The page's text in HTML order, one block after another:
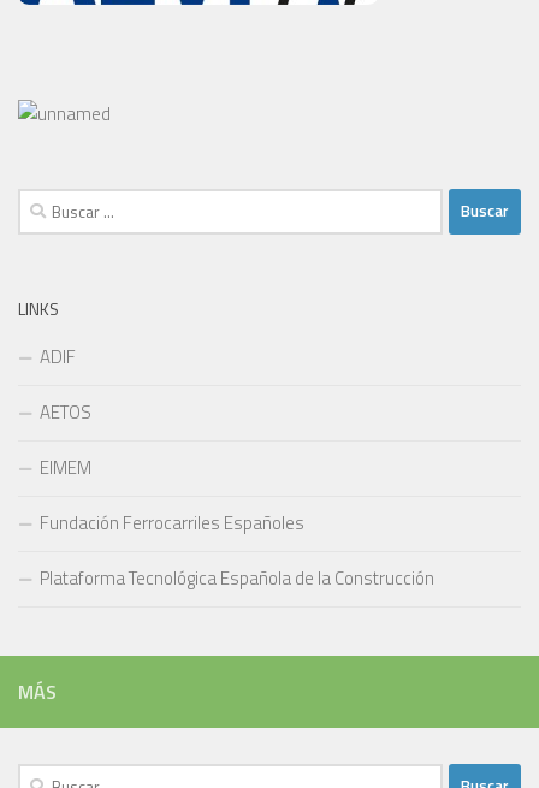
Buscar:
LINKS
ADIF
AETOS
EIMEM
Fundación Ferrocarriles Españoles
Plataforma Tecnológica Española de la Construcción
MÁS
Buscar: